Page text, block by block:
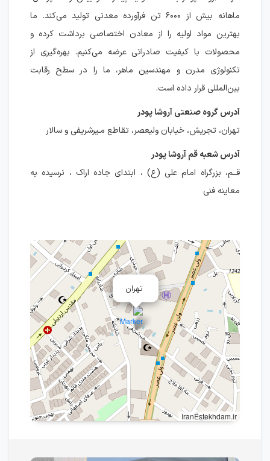
ماهانه بیش از ۶۰۰۰ تن فرآورده معدنی تولید می‌کند. ما
بهترین مواد اولیه را از معادن اختصاصی برداشت کرده و
محصولات با کیفیت صادراتی عرضه می‌کنیم. بهره‌گیری از
تکنولوژی مدرن و مهندسین ماهر، ما را در سطح رقابت
بین‌المللی قرار داده است.
آدرس گروه صنعتی آروشا پودر
تهران، تجریش، خیابان ولیعصر، تقاطع مـیرشریفی و سالار
آدرس شعبه قم آروشا پودر
قــم، بزرگراه امام علی (ع) ، ابتدای جاده اراک ، نرسیده به
معاینه فنی
تهران
IranEstekhdam.ir